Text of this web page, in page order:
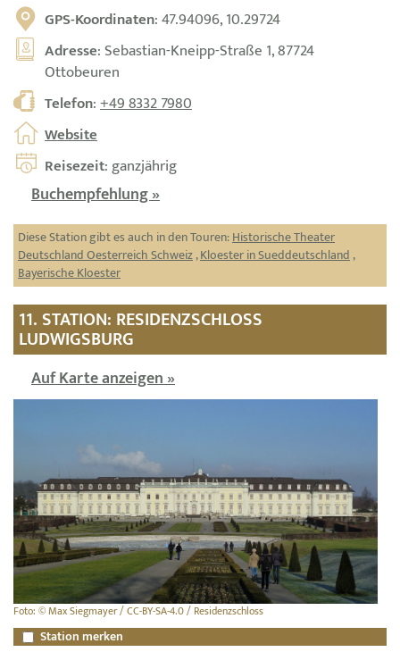
GPS-Koordinaten: 47.94096, 10.29724
Adresse: Sebastian-Kneipp-Straße 1, 87724
Ottobeuren
Telefon:+49 8332 7980
Website
Reisezeit: ganzjährig
Buchempfehlung »
Diese Station gibt es auch in den Touren:Historische Theater
Deutschland Oesterreich Schweiz,Kloester in Sueddeutschland,
Bayerische Kloester
11. STATION: RESIDENZSCHLOSS
LUDWIGSBURG
Auf Karte anzeigen »
Foto: © Max Siegmayer / CC-BY-SA-4.0 / Residenzschloss
Station merken